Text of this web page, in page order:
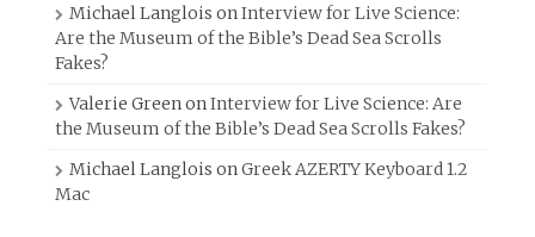
Michael Langlois onInterview for Live Science:
Are the Museum of the Bible’s Dead Sea Scrolls
Fakes?
Valerie GreenonInterview for Live Science: Are
the Museum of the Bible’s Dead Sea Scrolls Fakes?
Michael Langlois onGreek AZERTY Keyboard 1.2
Mac